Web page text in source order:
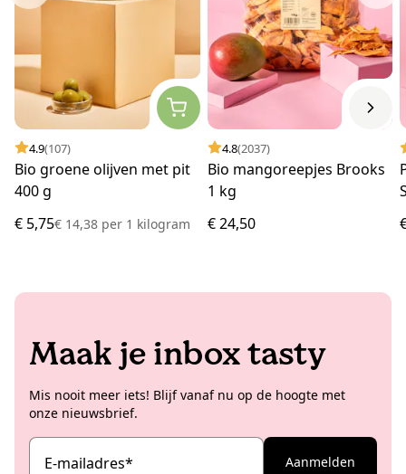
4.9(107)
Bio groene olijven met pit
400 g
€ 5,75€ 14,38 per 1 kilogram
4.8(2037)
Bio mangoreepjes Brooks
1 kg
€ 24,50
Maak je inbox tasty
Mis nooit meer iets! Blijf vanaf nu op de hoogte met
onze nieuwsbrief.
E-mailadres* Aanmelden